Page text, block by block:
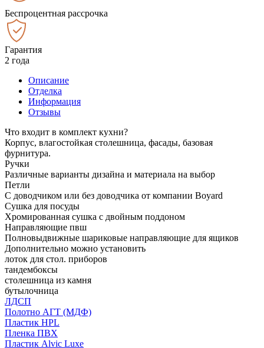
Беспроцентная рассрочка
Гарантия
2 года
Описание
Отделка
Информация
Отзывы
Что входит в комплект кухни?
Корпус, влагостойкая столешница, фасады, базовая
фурнитура.
Ручки
Различные варианты дизайна и материала на выбор
Петли
С доводчиком или без доводчика от компании Boyard
Сушка для посуды
Хромированная сушка с двойным поддоном
Направляющие пвш
Полновыдвижные шариковые направляющие для ящиков
Дополнительно можно установить
лоток для стол. приборов
тандембоксы
столешница из камня
бутылочница
ЛДСП
Полотно АГТ (МДФ)
Пластик HPL
Пленка ПВХ
Пластик Alvic Luxe